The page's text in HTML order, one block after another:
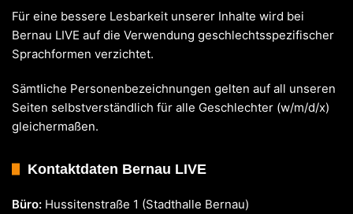
Für eine bessere Lesbarkeit unserer Inhalte wird bei
Bernau LIVE auf die Verwendung geschlechtsspezifischer
Sprachformen verzichtet.
Sämtliche Personenbezeichnungen gelten auf all unseren
Seiten selbstverständlich für alle Geschlechter (w/m/d/x)
gleichermaßen.
Kontaktdaten Bernau LIVE
Büro: Hussitenstraße 1 (Stadthalle Bernau)